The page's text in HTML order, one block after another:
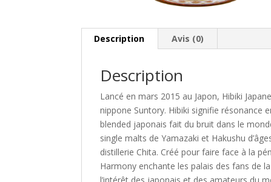
Description Avis (0)
Description
Lancé en mars 2015 au Japon, Hibiki
nippone Suntory. Hibiki signifie résonance
blended japonais fait du bruit dans le
single malts de Yamazaki et Hakushu
distillerie Chita. Créé pour faire face à la
Harmony enchante les palais des fans de